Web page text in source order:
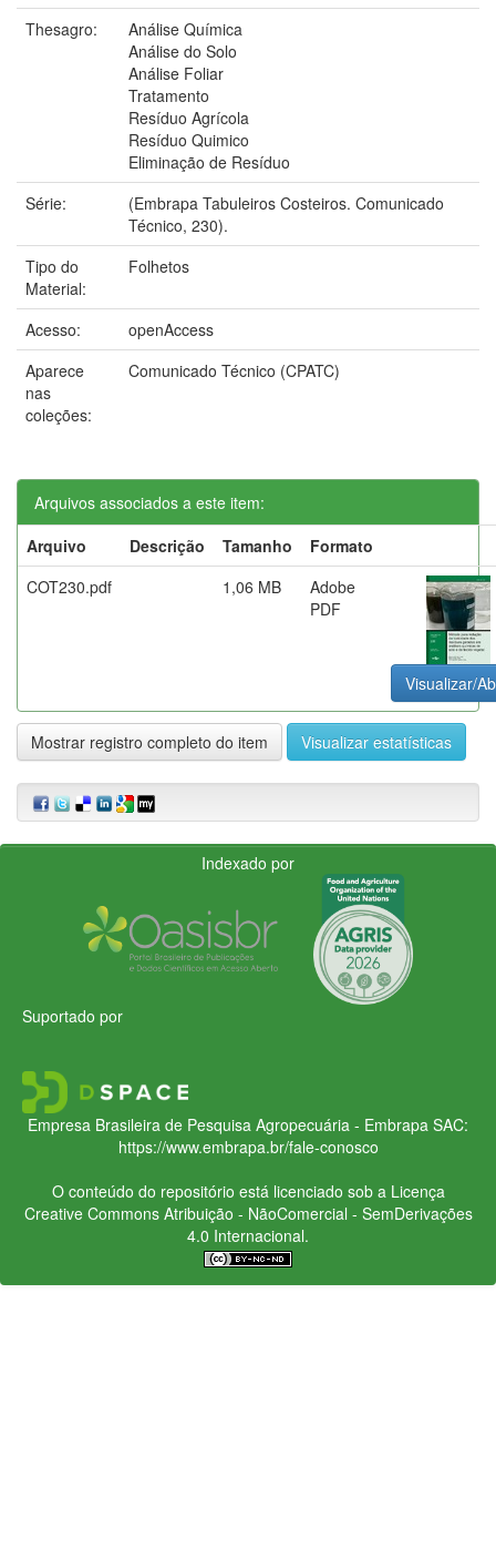
Thesagro:
Análise Química
Análise do Solo
Análise Foliar
Tratamento
Resíduo Agrícola
Resíduo Quimico
Eliminação de Resíduo
Série:
(Embrapa Tabuleiros Costeiros. Comunicado
Técnico, 230).
Tipo do
Material:
Folhetos
Acesso:
openAccess
Aparece
nas
coleções:
Comunicado Técnico (CPATC)
Arquivos associados a este item:
Arquivo
Descrição Tamanho
Formato
COT230.pdf
1,06 MB
Adobe
PDF
Visualizar/
Mostrar registro completo do item Visualizar estatísticas
Indexado por
Suportado por
Empresa Brasileira de Pesquisa Agropecuária - Embrapa SAC:
https://www.embrapa.br/fale-conosco
O conteúdo do repositório está licenciado sob a Licença
Creative CommonsAtribuição - NãoComercial - SemDerivações
4.0 Internacional.